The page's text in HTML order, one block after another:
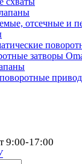
отсечные и
затворы
9:00-17:00